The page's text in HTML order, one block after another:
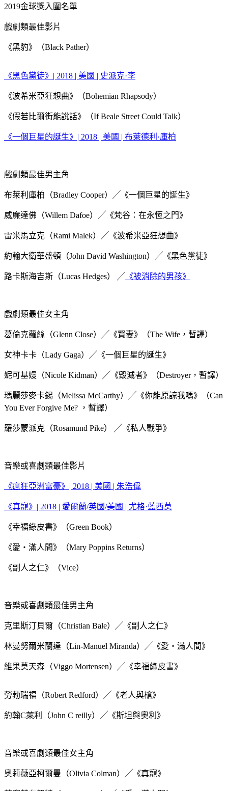
2019金球獎入圍名單
戲劇類最佳影片
《黑豹》（Black Pather）
《黑色黨徒》| 2018 | 美國 | 史派克·李
《波希米亞狂想曲》（Bohemian Rhapsody）
《假若比爾街能說話》（If Beale Street Could Talk）
《一個巨星的誕生》| 2018 | 美國 | 布萊德利·庫柏
戲劇類最佳男主角
布萊利庫柏（Bradley Cooper）╱《一個巨星的誕生》
威廉達佛（Willem Dafoe）╱《梵谷：在永恆之門》
雷米馬立克（Rami Malek）╱《波希米亞狂想曲》
約翰大衛華盛頓（John David Washington）╱《黑色黨徒》
路卡斯海吉斯（Lucas Hedges） ╱ 《被消除的男孩》
戲劇類最佳女主角
葛倫克蘿絲（Glenn Close）╱《賢妻》（The Wife，暫譯）
女神卡卡（Lady Gaga）╱《一個巨星的誕生》
妮可基嫚（Nicole Kidman）╱《毀滅者》（Destroyer，暫譯）
瑪麗莎麥卡錫（Melissa McCarthy）╱《你能原諒我嗎》（Can
You Ever Forgive Me? ，暫譯）
羅莎蒙派克（Rosamund Pike） ╱《私人戰爭》
音樂或喜劇類最佳影片
《瘋狂亞洲富豪》| 2018 | 美國 | 朱浩偉
《真寵》| 2018 | 愛爾蘭/英國/美國 | 尤格·藍西莫
《幸福綠皮書》（Green Book）
《愛‧滿人間》（Mary Poppins Returns）
《副人之仁》（Vice）
音樂或喜劇類最佳男主角
克里斯汀貝爾（Christian Bale）╱《副人之仁》
林曼努爾米蘭達（Lin-Manuel Miranda）╱《愛‧滿人間》
維果莫天森（Viggo Mortensen）╱《幸福綠皮書》
勞勃瑞福（Robert Redford）╱《老人與槍》
約翰C萊利（John C reilly）╱《斯坦與奧利》
音樂或喜劇類最佳女主角
奧莉薇亞柯爾曼（Olivia Colman）╱《真寵》